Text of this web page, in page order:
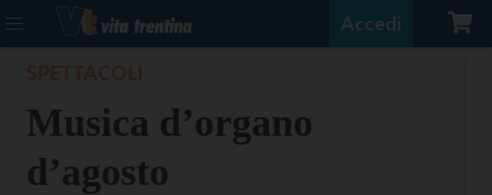
Accedi
Musica d’organo
d’agosto